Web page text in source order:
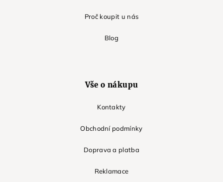
Proč koupit u nás
Blog
Vše o nákupu
Kontakty
Obchodní podmínky
Doprava a platba
Reklamace